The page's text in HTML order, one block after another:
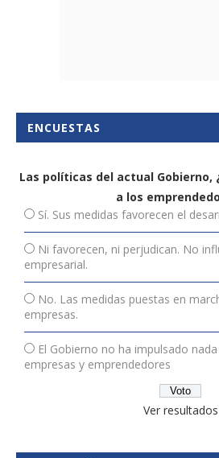
ENCUESTAS
Las políticas del actual Gobierno,
a los
Sí. Sus medidas favorecen el
Ni favorecen, ni perjudican. No
empresarial.
No. Las medidas puestas en
empresas.
El Gobierno no ha impulsado
empresas y emprendedores
Ver resultados